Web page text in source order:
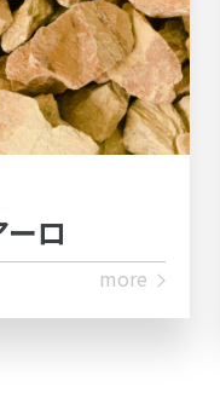
ロ
more